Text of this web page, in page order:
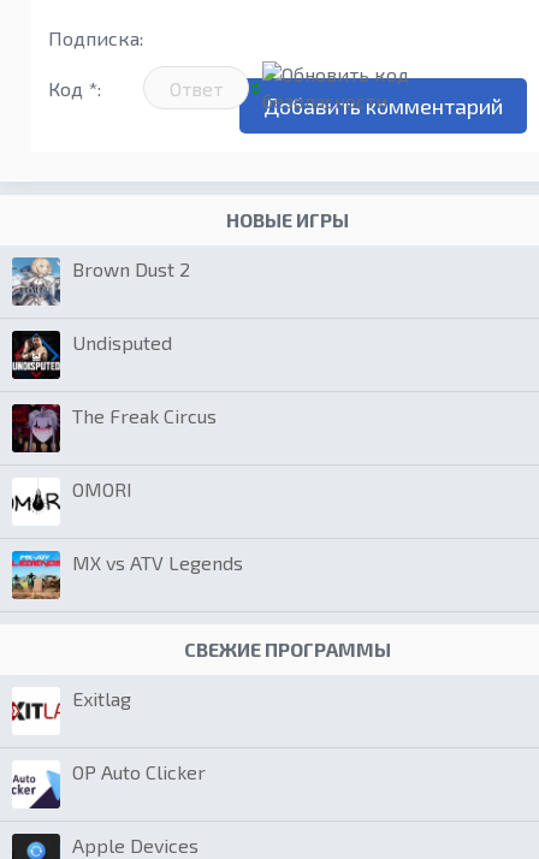
Подписка:
Код *:
НОВЫЕ ИГРЫ
Brown Dust 2
Undisputed
The Freak Circus
OMORI
MX vs ATV Legends
СВЕЖИЕ ПРОГРАММЫ
Exitlag
OP Auto Clicker
Apple Devices